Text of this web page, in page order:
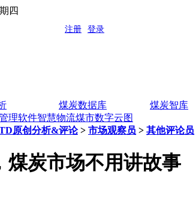
四
煤炭数据库 煤炭智库
理软件智慧物流煤市数字云图
原创分析&评论> 市场观察员 > 其他评论员
煤炭市场不用讲故事